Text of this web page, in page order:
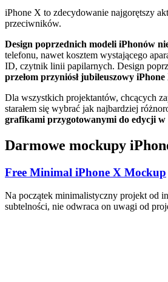
iPhone X to zdecydowanie najgorętszy
przeciwników.
Design poprzednich modeli iPhonów
telefonu, nawet kosztem wystającego
ID, czytnik linii papilarnych. Design
przełom przyniósł jubileuszowy iPhone
Dla wszystkich projektantów, chcących
starałem się wybrać jak najbardziej
grafikami przygotowanymi do edycji w
Darmowe mockupy
Free Minimal iPhone X Mockup
Na początek minimalistyczny projekt od
subtelności, nie odwraca on uwagi od